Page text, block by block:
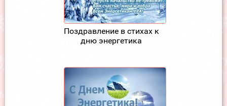
Поздравление в стихах к
дню энергетика